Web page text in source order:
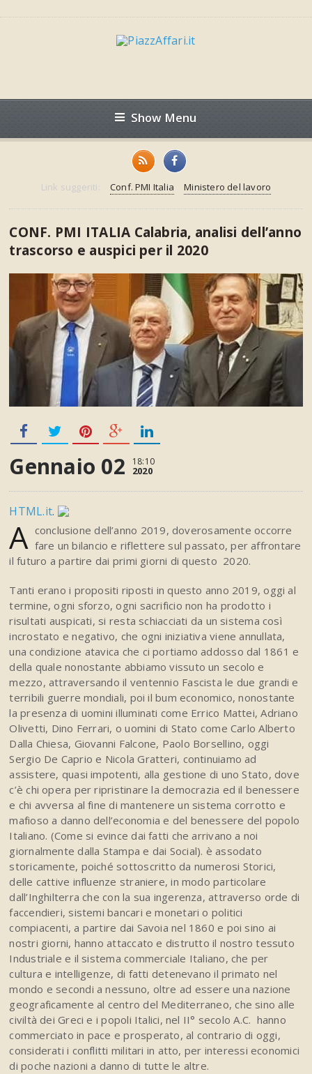
Show Menu
Link suggeriti: Conf. PMI Italia Ministero del lavoro
CONF. PMI ITALIA Calabria, analisi dell’anno
trascorso e auspici per il 2020
Gennaio 02 18:10
2020
HTML.it.
A conclusione dell’anno 2019, doverosamente occorre
fare un bilancio e riflettere sul passato, per affrontare
il futuro a partire dai primi giorni di questo 2020.
Tanti erano i propositi riposti in questo anno 2019, oggi al
termine, ogni sforzo, ogni sacrificio non ha prodotto i
risultati auspicati, si resta schiacciati da un sistema così
incrostato e negativo, che ogni iniziativa viene annullata,
una condizione atavica che ci portiamo addosso dal 1861 e
della quale nonostante abbiamo vissuto un secolo e
mezzo, attraversando il ventennio Fascista le due grandi e
terribili guerre mondiali, poi il bum economico, nonostante
la presenza di uomini illuminati come Errico Mattei, Adriano
Olivetti, Dino Ferrari, o uomini di Stato come Carlo Alberto
Dalla Chiesa, Giovanni Falcone, Paolo Borsellino, oggi
Sergio De Caprio e Nicola Gratteri, continuiamo ad
assistere, quasi impotenti, alla gestione di uno Stato, dove
c’è chi opera per ripristinare la democrazia ed il benessere
e chi avversa al fine di mantenere un sistema corrotto e
mafioso a danno dell’economia e del benessere del popolo
Italiano. (Come si evince dai fatti che arrivano a noi
giornalmente dalla Stampa e dai Social). è assodato
storicamente, poiché sottoscritto da numerosi Storici,
delle cattive influenze straniere, in modo particolare
dall’Inghilterra che con la sua ingerenza, attraverso orde di
faccendieri, sistemi bancari e monetari o politici
compiacenti, a partire dai Savoia nel 1860 e poi sino ai
nostri giorni, hanno attaccato e distrutto il nostro tessuto
Industriale e il sistema commerciale Italiano, che per
cultura e intelligenze, di fatti detenevano il primato nel
mondo e secondi a nessuno, oltre ad essere una nazione
geograficamente al centro del Mediterraneo, che sino alle
civiltà dei Greci e i popoli Italici, nel II° secolo A.C. hanno
commerciato in pace e prosperato, al contrario di oggi,
considerati i conflitti militari in atto, per interessi economici
di poche nazioni a danno di tutte le altre.